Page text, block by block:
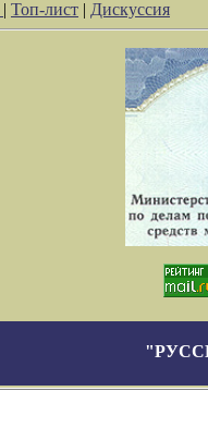
| Топ-лист | Дискуссия